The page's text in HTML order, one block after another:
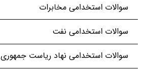
سوالات استخدامی مخابرات
سوالات استخدامی نفت
سوالات استخدامی نهاد ریاست جمهوری